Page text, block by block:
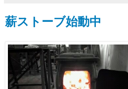
薪ストーブ始動中